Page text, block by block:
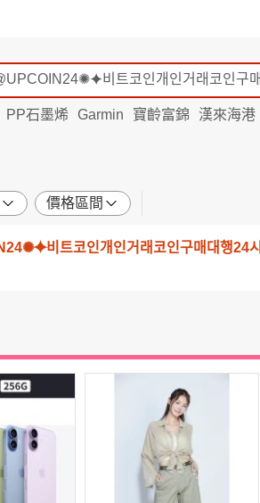
PP石墨烯 Garmin 寶齡富錦 漢來海港
價格區間
비트코인개인거래코인구매대행24시